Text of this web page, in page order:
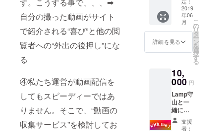
自分の撮った動画がサイト
で紹介される“喜び”と他の閲
覧者への“外出の後押し”にな
る
④私たち運営が動画配信を
してもスピーディーではあ
りません。そこで、“動画の
収集サービス”を検討してお
ジェク
ト終了
後、8桁
の数字
を20通
セージ
をメー
ルにて
お送り
致しま
す。 1
通りを
アポ1回
クト終
了後
メール
に
て“LINE
ID”と
【8桁の
を記載
した
メール
を送信
します
ので、
受信し
た【8桁
2019
年06
月
詳細を見る
こ
の
リ
タ
ー
ン
を
選
択
す
る
10,
000 円
Lamp守
山と一
緒にス
ポット
撮影に
支援
者：